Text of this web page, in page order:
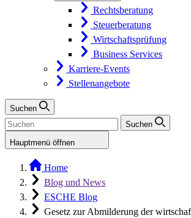
Rechtsberatung
Steuerberatung
Wirtschaftsprüfung
Business Services
Karriere-Events
Stellenangebote
Suchen
Suchen
Hauptmenü öffnen
Home
Blog und News
ESCHE Blog
Gesetz zur Abmilderung der